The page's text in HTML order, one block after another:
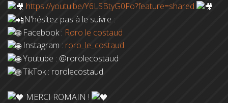
https://youtu.be/Y6LSBtyG0Fo?feature=shared
N'hésitez pas à le suivre :
Facebook : Roro le costaud
Instagram : ‪ roro_le_costaud
Youtube : ‪@rorolecostaud‬
TikTok : rorolecostaud
MERCI ROMAIN !